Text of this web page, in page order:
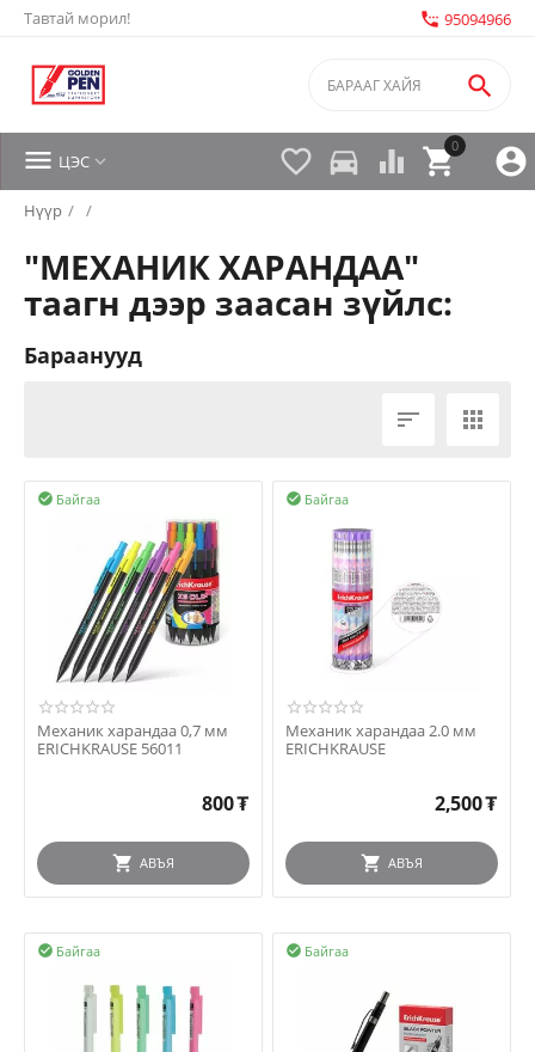
Тавтай морил! settings_phone 95094966


0

 directions_car 
 ЦЭС 
Нүүр / /
"МЕХАНИК ХАРАНДАА"
таагн дээр заасан зүйлс:
Бараанууд
 
Байгаа

Механик харандаа 0,7 мм
ERICHKRAUSE 56011
800₮
АВЪЯ
Байгаа

Механик харандаа 2.0 мм
ERICHKRAUSE
2,500₮
АВЪЯ
Байгаа
 Байгаа
